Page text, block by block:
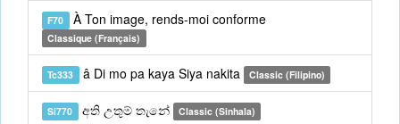
F70 À Ton image, rends-moi conforme
Classique (Français)
Tc333 â Di mo pa kaya Siya nakita Classic (Filipino)
Si770 අති උතුම් තැනේ Classic (Sinhala)